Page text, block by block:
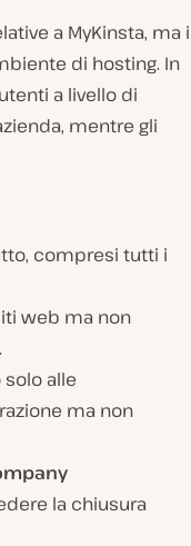
a MyKinsta, ma i
di hosting. In
a livello di
mentre gli
compresi tutti i
web ma non
alle
ma non
la chiusura